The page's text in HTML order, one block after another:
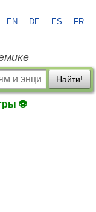
EN DE ES FR
Найти!
⚽